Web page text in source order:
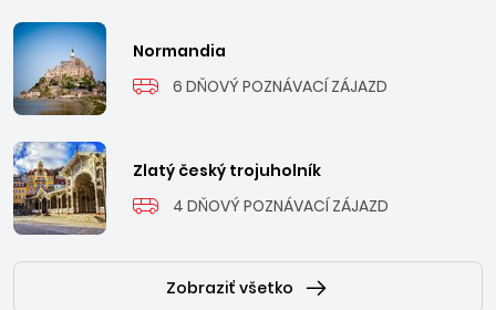
Normandia
6 DŇOVÝ POZNÁVACÍ ZÁJAZD
Zlatý český trojuholník
4 DŇOVÝ POZNÁVACÍ ZÁJAZD
Zobraziť všetko